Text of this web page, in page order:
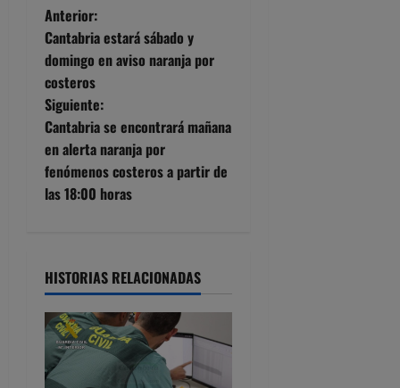
N
a
v
e
g
a
i
ó
n
Anterior:
Cantabria estará sábado y
domingo en aviso naranja por
costeros
Siguiente:
Cantabria se encontrará mañana
en alerta naranja por
fenómenos costeros a partir de
las 18:00 horas
HISTORIAS RELACIONADAS